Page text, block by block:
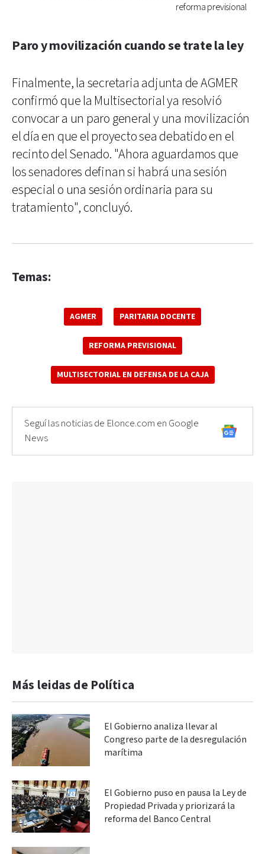
reforma previsional
Paro y movilización cuando se trate la ley
Finalmente, la secretaria adjunta de AGMER
confirmó que la Multisectorial ya resolvió
convocar a un paro general y una movilización
el día en que el proyecto sea debatido en el
recinto del Senado. "Ahora aguardamos que
los senadores definan si habrá una sesión
especial o una sesión ordinaria para su
tratamiento", concluyó.
Temas:
AGMER PARITARIA DOCENTE
REFORMA PREVISIONAL
MULTISECTORIAL EN DEFENSA DE LA CAJA
Seguí las noticias de Elonce.com en Google
News
Más leidas de Política
El Gobierno analiza llevar al
Congreso parte de la desregulación
marítima
El Gobierno puso en pausa la Ley de
Propiedad Privada y priorizará la
reforma del Banco Central